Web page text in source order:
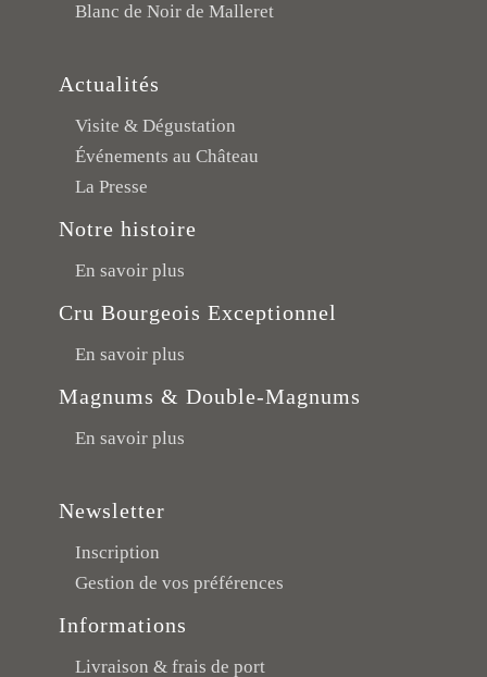
Blanc de Noir de Malleret
Actualités
Visite & Dégustation
Événements au Château
La Presse
Notre histoire
En savoir plus
Cru Bourgeois Exceptionnel
En savoir plus
Magnums & Double-Magnums
En savoir plus
Newsletter
Inscription
Gestion de vos préférences
Informations
Livraison & frais de port